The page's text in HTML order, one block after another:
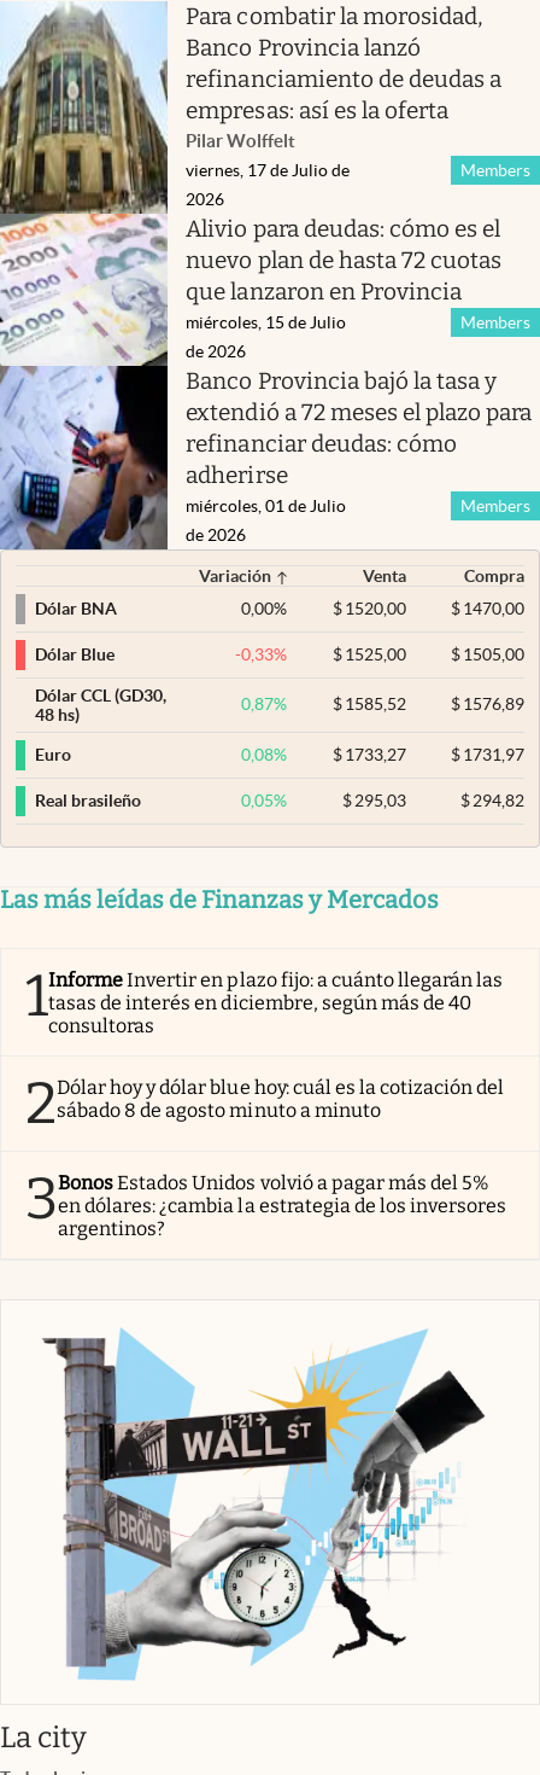
Para combatir la morosidad,
Banco Provincia lanzó
refinanciamiento de deudas a
empresas: así es la oferta
Pilar Wolffelt
Members
viernes, 17 de Julio de
2026
Alivio para deudas: cómo es el
nuevo plan de hasta 72 cuotas
que lanzaron en Provincia
Members
miércoles, 15 de Julio
de 2026
Banco Provincia bajó la tasa y
extendió a 72 meses el plazo para
refinanciar deudas: cómo
adherirse
Members
miércoles, 01 de Julio
de 2026
Variación Venta
Compra
Dólar BNA
0,00% $ 1520,00 $1470,00
Dólar Blue -0,33% $ 1525,00 $1505,00
Dólar CCL (GD30,
48 hs)
0,87% $ 1585,52 $1576,89
Euro 0,08% $ 1733,27 $1731,97
Real brasileño 0,05% $ 295,03 $294,82
Las más leídas de Finanzas y Mercados
1InformeInvertir en plazo fijo: a cuánto llegarán las
tasas de interés en diciembre, según más de 40
consultoras
2Dólar hoy y dólar blue hoy: cuál es la cotización del
sábado 8 de agosto minuto a minuto
3BonosEstados Unidos volvió a pagar más del 5%
en dólares: ¿cambia la estrategia de los inversores
argentinos?
La cityabre en nueva pestaña